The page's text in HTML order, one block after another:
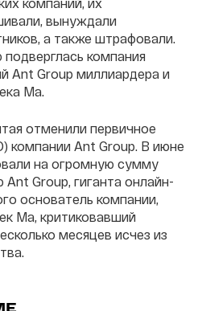
вынуждали
а также штрафовали.
компания
Ant Group миллиардера и
Ма.
отменили первичное
компании Ant Group. В июне
на огромную сумму
Group, гиганта онлайн-
основатель компании,
Ма, критиковавший
месяцев исчез из